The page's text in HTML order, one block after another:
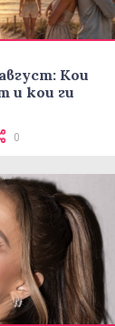
Кои
и кои ги
0